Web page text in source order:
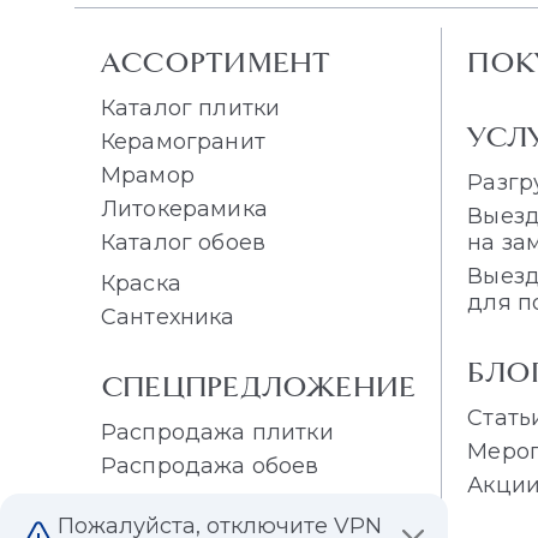
АССОРТИМЕНТ
Каталог плитки
Керамогранит
Мрамор
Литокерамика
Каталог обоев
Краска
Сантехника
СПЕЦПРЕДЛОЖЕНИЕ
Распродажа плитки
Распродажа обоев
на
для
Акции
Пожалуйста, отключите VPN